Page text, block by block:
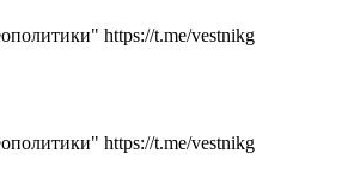
https://t.me/vestnikg
https://t.me/vestnikg